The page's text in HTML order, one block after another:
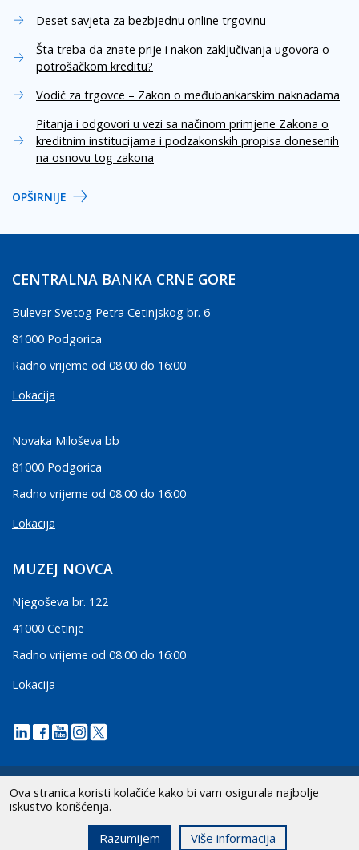
Ova stranica koristi kolačiće kako bi vam osigurala najbolje
iskustvo korišćenja.
Razumijem Više informacija
Deset savjeta za bezbjednu online trgovinu
Šta treba da znate prije i nakon zaključivanja ugovora o
potrošačkom kreditu?
Vodič za trgovce – Zakon o međubankarskim naknadama
Pitanja i odgovori u vezi sa načinom primjene Zakona o
kreditnim institucijama i podzakonskih propisa donesenih
na osnovu tog zakona
OPŠIRNIJE
CENTRALNA BANKA CRNE GORE
Bulevar Svetog Petra Cetinjskog br. 6
81000 Podgorica
Radno vrijeme od 08:00 do 16:00
Lokacija
Novaka Miloševa bb
81000 Podgorica
Radno vrijeme od 08:00 do 16:00
Lokacija
MUZEJ NOVCA
Njegoševa br. 122
41000 Cetinje
Radno vrijeme od 08:00 do 16:00
Lokacija
2026 CBCG | Sva prava zadržana.